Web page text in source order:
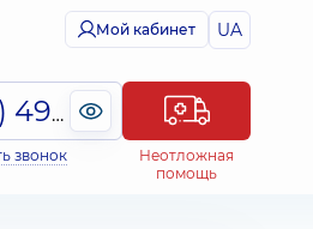
Мой кабинет UA
(044) 495-2-888
звонок
Неотложная
помощь